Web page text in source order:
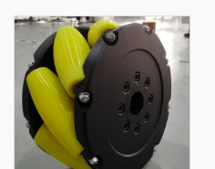
آلات الوضع التصنيفي
الكهربائية في قطاع النقل
والآلات